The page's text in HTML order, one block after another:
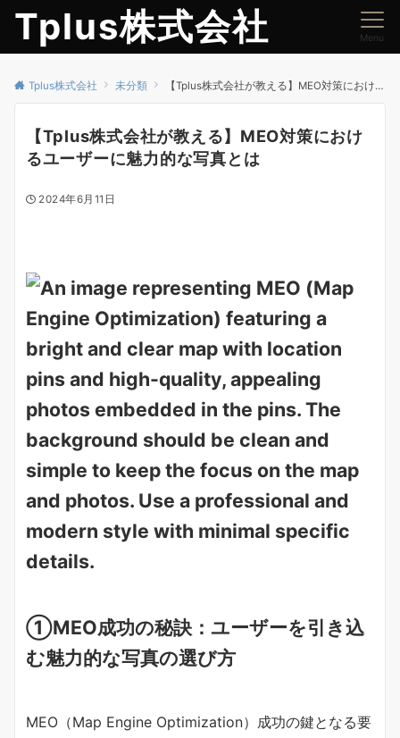
Tplus株式会社 Menu
Tplus株式会社 未分類 【Tplus株式会社が教える】MEO対策におけるユーザーに魅力的な写真とは
【Tplus株式会社が教える】MEO対策におけ
るユーザーに魅力的な写真とは
2024年6月11日
①MEO成功の秘訣：ユーザーを引き込
む魅力的な写真の選び方
MEO（Map Engine Optimization）成功の鍵となる要